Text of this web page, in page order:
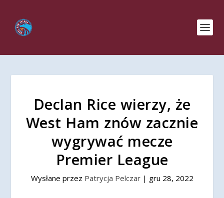
Declan Rice wierzy, że
West Ham znów zacznie
wygrywać mecze
Premier League
Wysłane przez Patrycja Pelczar| gru 28, 2022